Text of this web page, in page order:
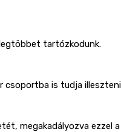
tartózkodunk.
csoportba is tudja
megakadályozva ezzel